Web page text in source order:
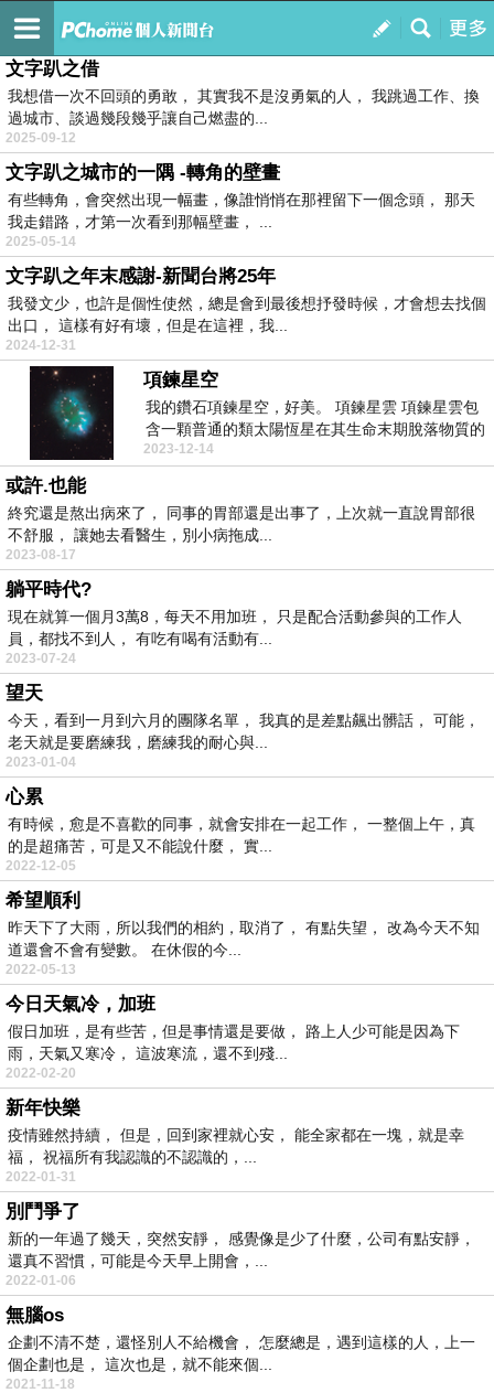
我的
訂閱
字說自聽
文字趴之借
我想借一次不回頭的勇敢， 其實我不是沒勇氣的人， 我跳過工作、換
過城市、談過幾段幾乎讓自己燃盡的...
2025-09-12
文字趴之城市的一隅 -轉角的壁畫
有些轉角，會突然出現一幅畫，像誰悄悄在那裡留下一個念頭， 那天
我走錯路，才第一次看到那幅壁畫， ...
2025-05-14
文字趴之年末感謝-新聞台將25年
我發文少，也許是個性使然，總是會到最後想抒發時候，才會想去找個
出口， 這樣有好有壞，但是在這裡，我...
2024-12-31
項鍊星空
我的鑽石項鍊星空，好美。 項鍊星雲 項鍊星雲包
含一顆普通的類太陽恆星在其生命末期脫落物質的
發...
2023-12-14
或許.也能
終究還是熬出病來了， 同事的胃部還是出事了，上次就一直說胃部很
不舒服， 讓她去看醫生，別小病拖成...
2023-08-17
躺平時代?
現在就算一個月3萬8，每天不用加班， 只是配合活動參與的工作人
員，都找不到人， 有吃有喝有活動有...
2023-07-24
望天
今天，看到一月到六月的團隊名單， 我真的是差點飆出髒話， 可能，
老天就是要磨練我，磨練我的耐心與...
2023-01-04
心累
有時候，愈是不喜歡的同事，就會安排在一起工作， 一整個上午，真
的是超痛苦，可是又不能說什麼， 實...
2022-12-05
希望順利
昨天下了大雨，所以我們的相約，取消了， 有點失望， 改為今天不知
道還會不會有變數。 在休假的今...
2022-05-13
今日天氣冷，加班
假日加班，是有些苦，但是事情還是要做， 路上人少可能是因為下
雨，天氣又寒冷， 這波寒流，還不到殘...
2022-02-20
新年快樂
疫情雖然持續， 但是，回到家裡就心安， 能全家都在一塊，就是幸
福， 祝福所有我認識的不認識的，...
2022-01-31
別鬥爭了
新的一年過了幾天，突然安靜， 感覺像是少了什麼，公司有點安靜，
還真不習慣，可能是今天早上開會，...
2022-01-06
無腦os
企劃不清不楚，還怪別人不給機會， 怎麼總是，遇到這樣的人，上一
個企劃也是， 這次也是，就不能來個...
2021-11-18